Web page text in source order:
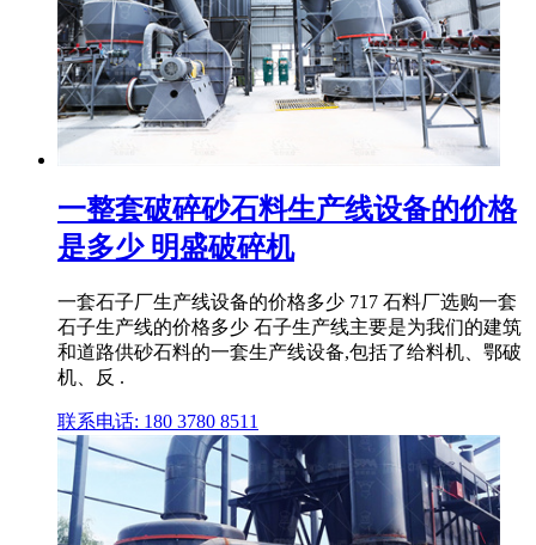
一整套破碎砂石料生产线设备的价格
是多少 明盛破碎机
一套石子厂生产线设备的价格多少 717 石料厂选购一套
石子生产线的价格多少 石子生产线主要是为我们的建筑
和道路供砂石料的一套生产线设备,包括了给料机、鄂破
机、反 .
联系电话: 180 3780 8511